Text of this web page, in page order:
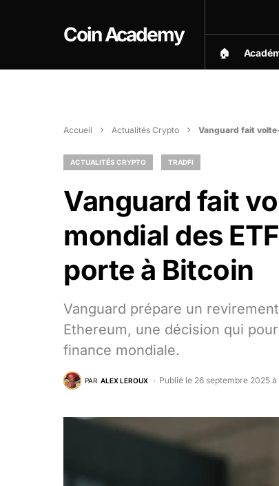
Coin Academy
🏠︎
Accueil Actualités Crypto Vanguard fait
ACTUALITÉS CRYPTO TRADFI
Vanguard fait
mondial des
porte à Bitcoin
Vanguard prépare un
Ethereum, une décision qui
finance mondiale.
PAR ALEX LEROUX Publié le 26 septembre 2025 à